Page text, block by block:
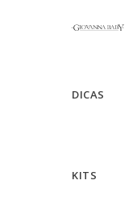
DICAS
KITS